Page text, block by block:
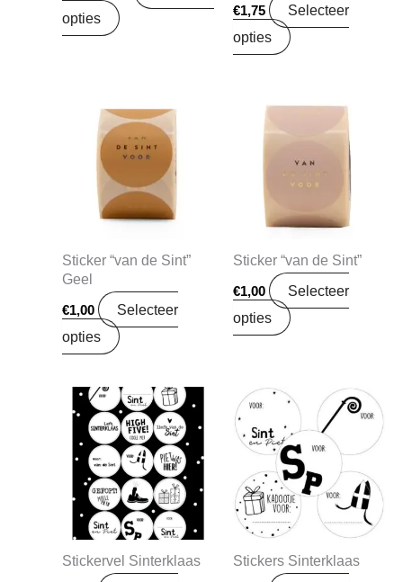
opties
€1,75
Selecteer
opties
Sticker “van de Sint”
Geel
€1,00
Selecteer
opties
Sticker “van de Sint”
€1,00
Selecteer
opties
Stickervel Sinterklaas Stickers Sinterklaas